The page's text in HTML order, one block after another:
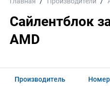
Сайлентблок
AMD
Производитель Номер